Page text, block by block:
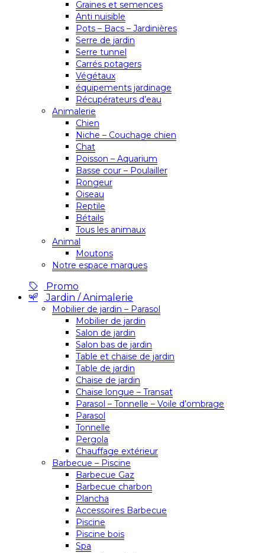
Graines et semences
Anti nuisible
Pots – Bacs – Jardinières
Serre de jardin
Serre tunnel
Carrés potagers
Végétaux
équipements jardinage
Récupérateurs d’eau
Animalerie
Chien
Niche – Couchage chien
Chat
Poisson – Aquarium
Basse cour – Poulailler
Rongeur
Oiseau
Reptile
Bétails
Tous les animaux
Animal
Moutons
Notre espace marques
Promo
Jardin / Animalerie
Mobilier de jardin – Parasol
Mobilier de jardin
Salon de jardin
Salon bas de jardin
Table et chaise de jardin
Table de jardin
Chaise de jardin
Chaise longue – Transat
Parasol – Tonnelle – Voile d’ombrage
Parasol
Tonnelle
Pergola
Chauffage extérieur
Barbecue – Piscine
Barbecue Gaz
Barbecue charbon
Plancha
Accessoires Barbecue
Piscine
Piscine bois
Spa